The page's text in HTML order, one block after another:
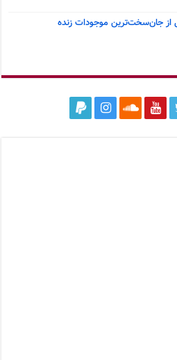
از جان‌سخت‌ترین موجودات زنده